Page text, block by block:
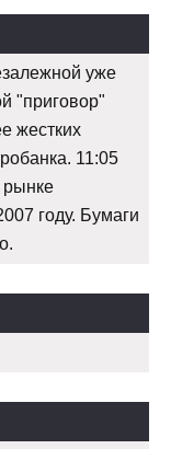
уже
"приговор"
жестких
11:05
рынке
году. Бумаги